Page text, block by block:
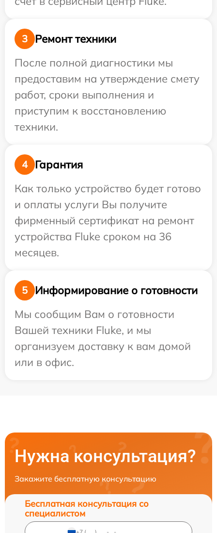
3
Ремонт техники
После полной диагностики мы
предоставим на утверждение смету
работ, сроки выполнения и
приступим к восстановлению
техники.
4
Гарантия
Как только устройство будет готово
и оплаты услуги Вы получите
фирменный сертификат на ремонт
устройства Fluke сроком на 36
месяцев.
5
Информирование о готовности
Мы сообщим Вам о готовности
Вашей техники Fluke, и мы
организуем доставку к вам домой
или в офис.
Нужна консультация?
Закажите бесплатную консультацию
Бесплатная консультация со
специалистом